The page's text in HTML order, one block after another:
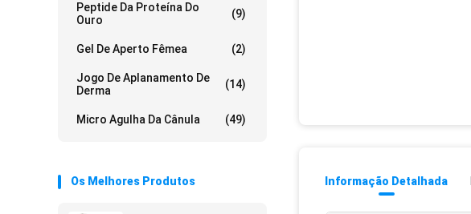
Peptide Da Proteína Do
Ouro
(9)
Gel De Aperto Fêmea (2)
Jogo De Aplanamento De
Derma
(14)
Micro Agulha Da Cânula (49)
Os Melhores Produtos Informação Detalhada